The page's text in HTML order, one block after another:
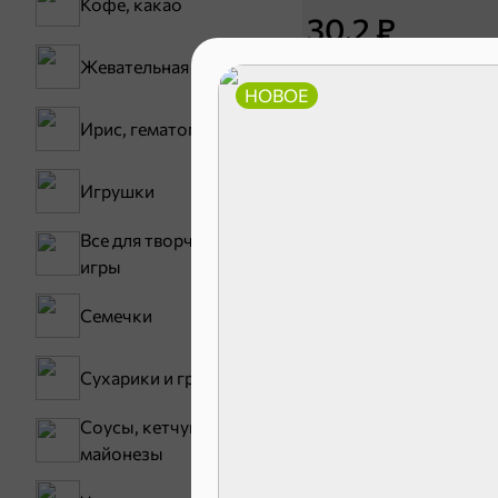
НОВОЕ
Жевательная резинка
Ирис, гематоген
Игрушки
Все для творчества,
игры
Семечки
Сухарики и гренки
Соусы, кетчупы,
майонезы
30,2 ₽